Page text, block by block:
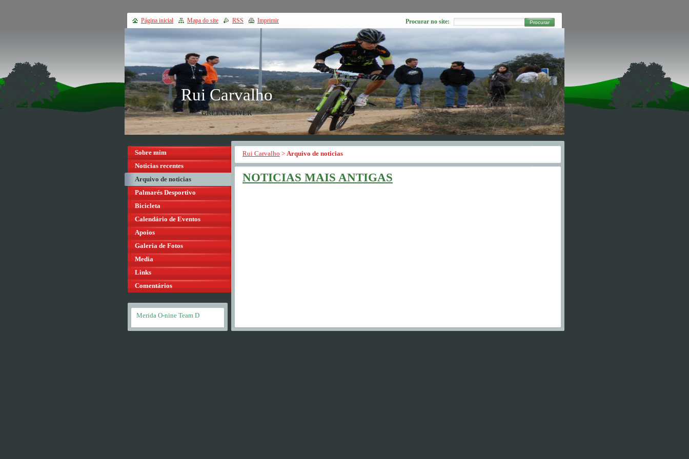
Rui Carvalho
GREEN POWER
Rui Carvalho > Arquivo de noticias
NOTICIAS MAIS ANTIGAS
Sobre mim
Noticias recentes
Arquivo de noticias
Palmarés Desportivo
Bicicleta
Calendário de Eventos
Apoios
Galeria de Fotos
Media
Links
Comentários
Merida O-nine Team D
Página inicial Mapa do site RSS Imprimir Procurar no site: Procurar